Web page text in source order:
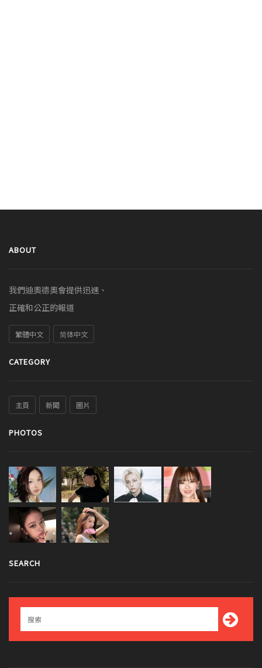
ABOUT
我們迪奧德奧會提供迅速、
正確和公正的報道
繁體中文 简体中文
CATEGORY
主頁 新聞 圖片
PHOTOS
SEARCH